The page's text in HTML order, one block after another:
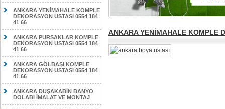
ANKARA YENİMAHALE KOMPLE
DEKORASYON USTASI 0554 184
41 66
ANKARA PURSAKLAR KOMPLE
DEKORASYON USTASI 0554 184
41 66
ANKARA GÖLBAŞI KOMPLE
DEKORASYON USTASI 0554 184
41 66
ANKARA DUŞAKABİN BANYO
DOLABI İMALAT VE MONTAJ
ANKARA YENİMAHALE KOMPLE